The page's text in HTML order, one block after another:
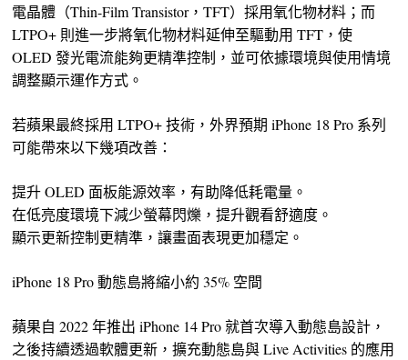
電晶體（Thin-Film Transistor，TFT）採用氧化物材料；而
LTPO+ 則進一步將氧化物材料延伸至驅動用 TFT，使
OLED 發光電流能夠更精準控制，並可依據環境與使用情境
調整顯示運作方式。
若蘋果最終採用 LTPO+ 技術，外界預期 iPhone 18 Pro 系列
可能帶來以下幾項改善：
提升 OLED 面板能源效率，有助降低耗電量。
在低亮度環境下減少螢幕閃爍，提升觀看舒適度。
顯示更新控制更精準，讓畫面表現更加穩定。
iPhone 18 Pro 動態島將縮小約 35% 空間
蘋果自 2022 年推出 iPhone 14 Pro 就首次導入動態島設計，
之後持續透過軟體更新，擴充動態島與 Live Activities 的應用